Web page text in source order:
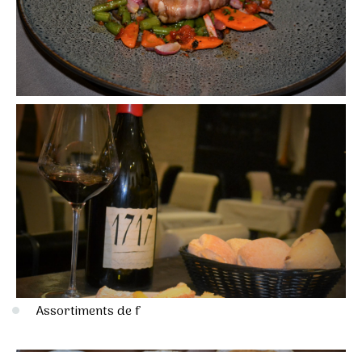
Assortiments de f